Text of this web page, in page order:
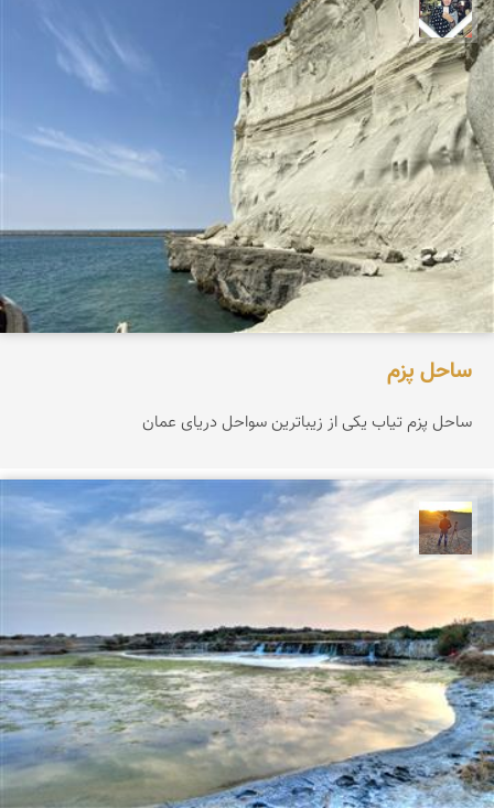
فاطمه جداری
ساحل پزم‌
ساحل پزم تیاب یکی از زیباترین سواحل دریای عمان